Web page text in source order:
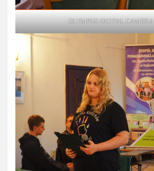
OLYMPUS DIGITAL CAMERA